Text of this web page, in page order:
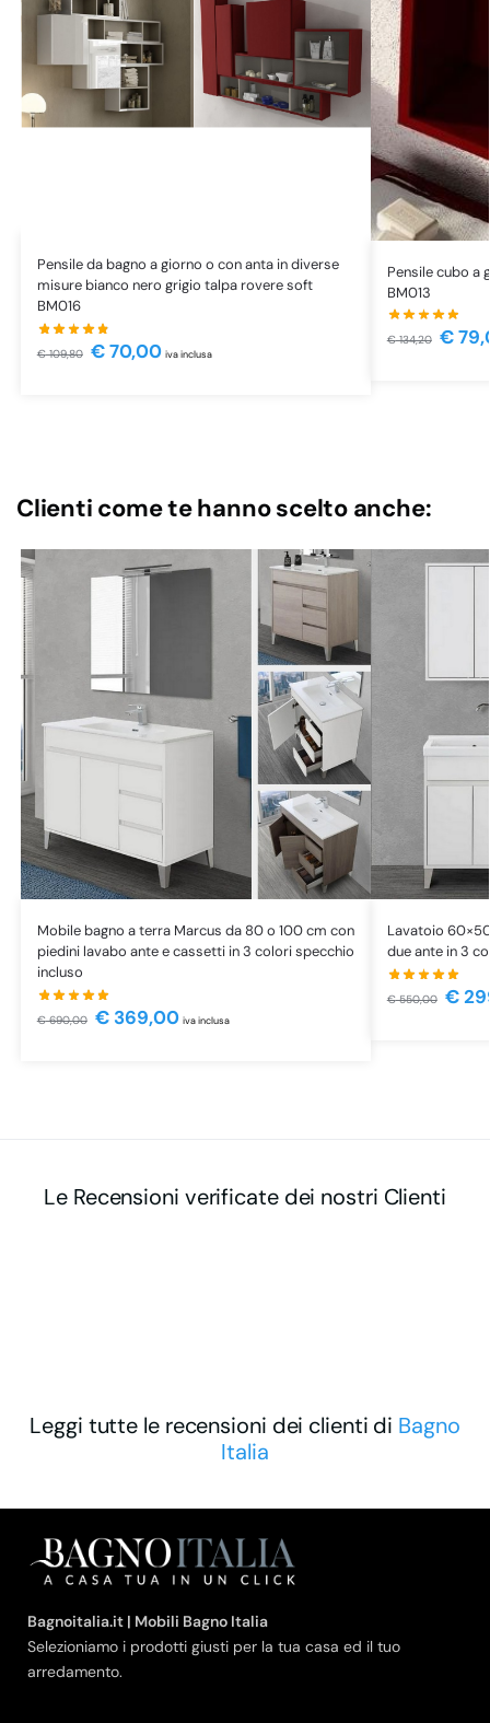
Pensile da bagno a giorno o con anta in diverse
misure bianco nero grigio talpa rovere soft
BM016
€109,80 €70,00 iva inclusa
Pensile cubo a
BM013
€134,20 €
Clienti come te hanno scelto anche:
Mobile bagno a terra Marcus da 80 o 100 cm con
piedini lavabo ante e cassetti in 3 colori specchio
incluso
€690,00 €369,00 iva inclusa
Lavatoio
due ante in 3
€550,00 €
Le Recensioni verificate dei nostri Clienti
Leggi tutte le recensioni dei clienti di Bagno
Italia
Bagnoitalia.it | Mobili Bagno Italia
Selezioniamo i prodotti giusti per la tua casa ed il tuo
arredamento.